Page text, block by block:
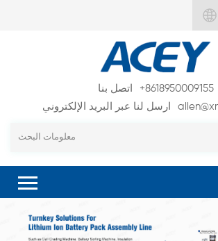
اتصل بنا
+8618950009155
ارسل لنا عبر البريد الإلكتروني